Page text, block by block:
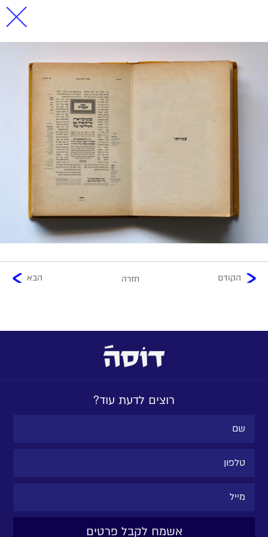
הקודם חזרה הבא
רוצים לדעת עוד?